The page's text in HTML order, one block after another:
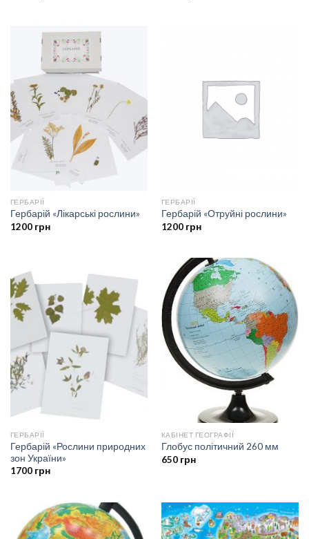
ГЕРБАРІЇ
Гербарій «Лікарські рослини»
1200 грн
ГЕРБАРІЇ
Гербарій «Отруйні рослини»
1200 грн
ГЕРБАРІЇ
Гербарій «Рослини природних
зон України»
1700 грн
КАБІНЕТ ГЕОГРАФІЇ
Глобус політичний 260 мм
650 грн